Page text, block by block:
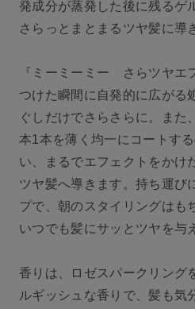
発成分が蒸発した後に残るゲ
さらっとまとまるツヤ髪に導
『ミーミーミー さらツヤエ
つけた瞬間に自発的に広がる
ぐしだけでさらさらに。また
本1本を薄く均一にコートす
い、まるでエフェクトをかけ
ツヤ髪へ導きます。持ち運び
プで、朝のスタイリングはも
いつでも髪にサッとツヤを与
香りは、ロゼスパークリング
ルギッシュな香りで、髪も気